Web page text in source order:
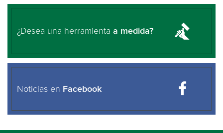
¿Desea una herramienta a medida?
Noticias en Facebook